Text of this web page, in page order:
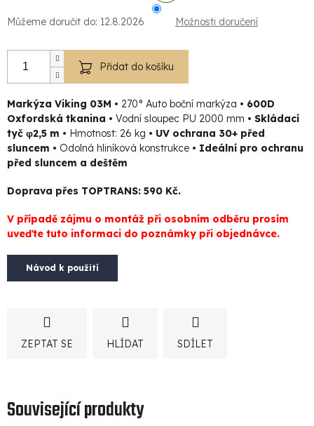
Můžeme doručit do: 12.8.2026 Možnosti doručení
Přidat do košíku
Markýza Viking 03M • 270° Auto boční markýza • 600D
Oxfordská tkanina • Vodní sloupec PU 2000 mm • Skládací
tyč φ2,5 m • Hmotnost: 26 kg • UV ochrana 30+ před
sluncem • Odolná hliníková konstrukce • Ideální pro ochranu
před sluncem a deštěm
Doprava přes TOPTRANS: 590 Kč.
V případě zájmu o montáž při osobním odběru prosím
uveďte tuto informaci do poznámky při objednávce.
Návod k použití
ZEPTAT SE HLÍDAT SDÍLET
Související produkty